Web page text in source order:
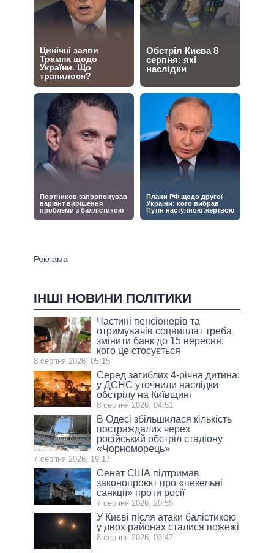
ІНШІ НОВИНИ ПОЛІТИКИ
Частині пенсіонерів та
отримувачів соцвиплат треба
змінити банк до 15 вересня:
кого це стосується
8 серпня 2026, 05:15
Серед загиблих 4-річна дитина:
у ДСНС уточнили наслідки
обстрілу на Київщині
8 серпня 2026, 04:51
В Одесі збільшилася кількість
постраждалих через
російський обстріл стадіону
«Чорноморець»
7 серпня 2026, 19:17
Сенат США підтримав
законопроєкт про «пекельні
санкції» проти росії
7 серпня 2026, 20:55
У Києві після атаки балістикою
у двох районах сталися пожежі
8 серпня 2026, 03:47